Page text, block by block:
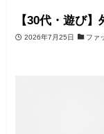
【30代・遊び
2026年7月25日 ファ